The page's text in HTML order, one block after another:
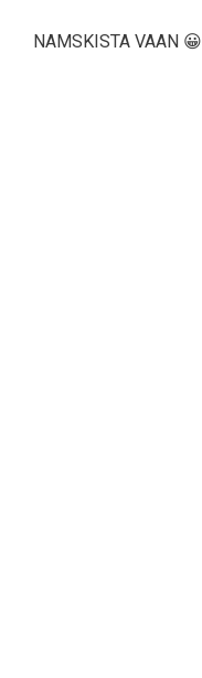
NAMSKISTA VAAN 😀